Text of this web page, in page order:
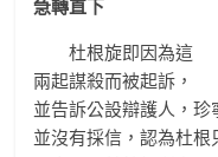
急轉直下
杜根旋即因為這
兩起謀殺而被起訴，
並告訴公設辯護人，
並沒有採信，認為杜